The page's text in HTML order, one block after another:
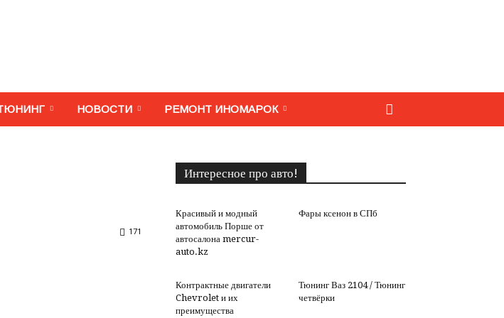
МегаВАЗ.
НОВОСТИ РЕМОНТ ИНОМАРОК
171
Интересное про авто!
Красивый и модный
автомобиль Порше от
автосалона mercur-
auto.kz
Фары ксенон в СПб
Контрактные двигатели
Chevrolet и их
преимущества
Тюнинг Ваз 2104 / Тюнинг
четвёрки